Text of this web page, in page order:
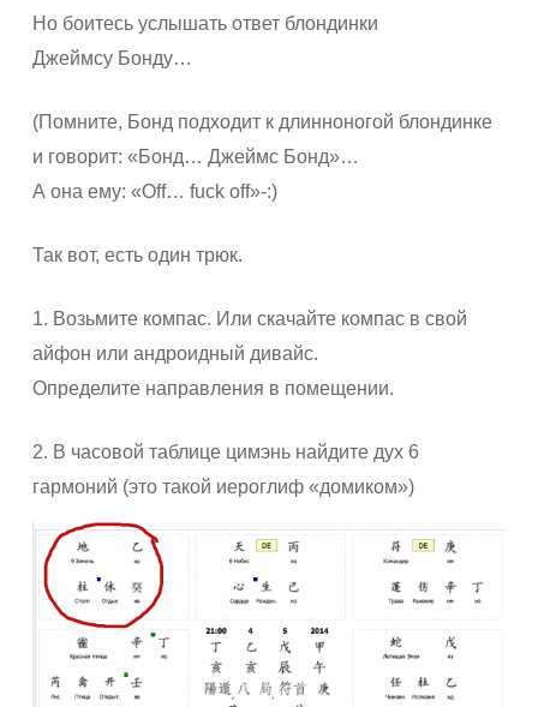
Но боитесь услышать ответ блондинки
Джеймсу Бонду…
(Помните, Бонд подходит к длинноногой блондинке
и говорит: «Бонд… Джеймс Бонд»…
А она ему: «Off… fuck off»-:)
Так вот, есть один трюк.
1. Возьмите компас. Или скачайте компас в свой
айфон или андроидный дивайс.
Определите направления в помещении.
2. В часовой таблице цимэнь найдите дух 6
гармоний (это такой иероглиф «домиком»)